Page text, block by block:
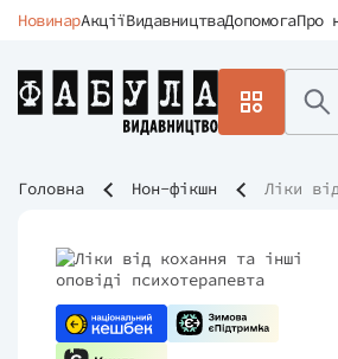
НовинарАкціїВидавництваДопомогаПро
Головна Нон-фікшн Ліки